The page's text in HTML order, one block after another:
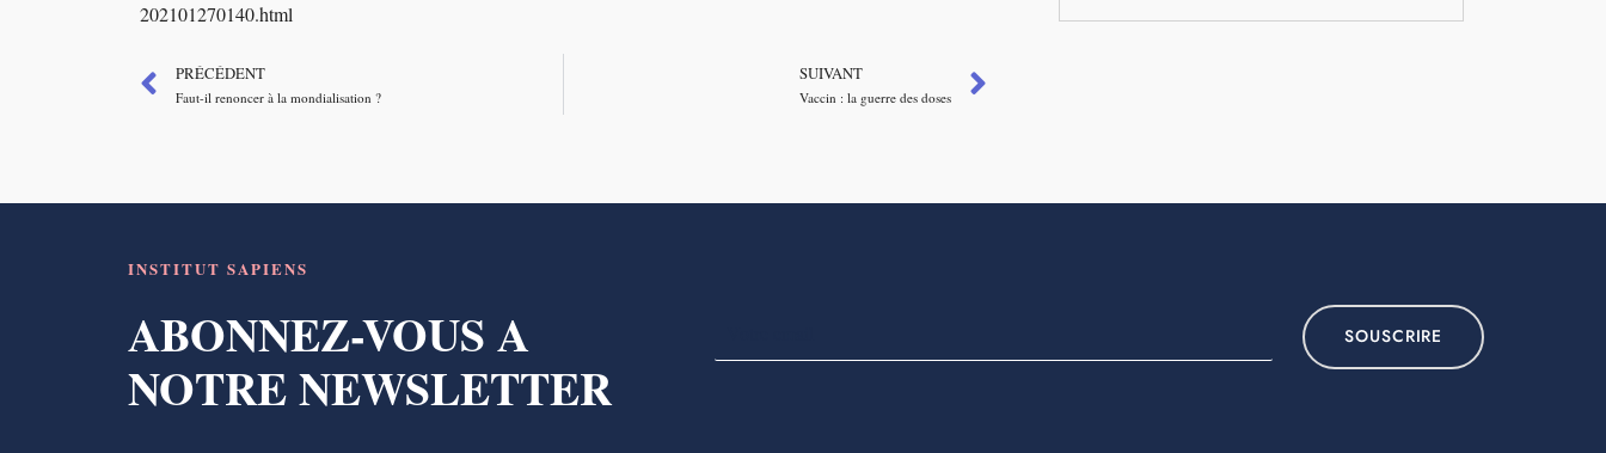
202101270140.html
PRÉCÉDENT
Faut-il renoncer à la mondialisation ?
SUIVANT
Vaccin : la guerre des doses
INSTITUT SAPIENS
ABONNEZ-VOUS A
NOTRE NEWSLETTER
SOUSCRIRE